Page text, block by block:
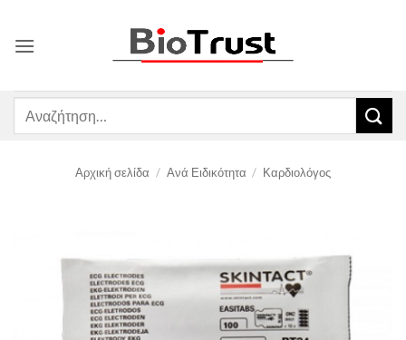
περιεχόμενο
Αναζήτηση
Αρχική σελίδα / Ανά Ειδικότητα / Καρδιολόγος